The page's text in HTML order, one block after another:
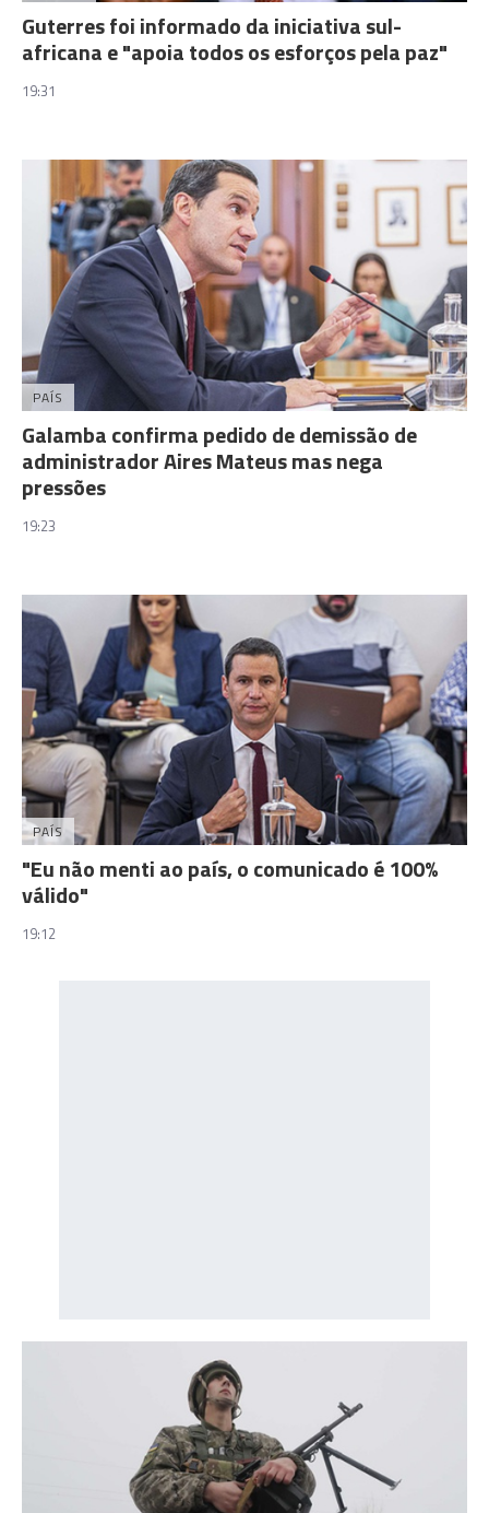
Guterres foi informado da iniciativa sul-
africana e "apoia todos os esforços pela paz"
19:31
PAÍS
Galamba confirma pedido de demissão de
administrador Aires Mateus mas nega
pressões
19:23
PAÍS
"Eu não menti ao país, o comunicado é 100%
válido"
19:12